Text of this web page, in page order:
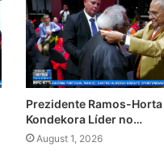
Prezidente Ramos-Horta
Kondekora Líder no…
August 1, 2026